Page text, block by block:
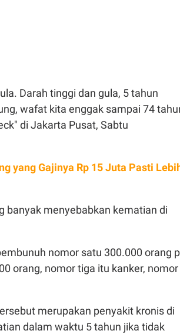
Darah tinggi dan gula, 5 tahun
wafat kita enggak sampai 74
di Jakarta Pusat, Sabtu
yang Gajinya Rp 15 Juta Pasti
banyak menyebabkan kematian di
nomor satu 300.000 orang
orang, nomor tiga itu kanker, nomor
merupakan penyakit kronis di
dalam waktu 5 tahun jika tidak